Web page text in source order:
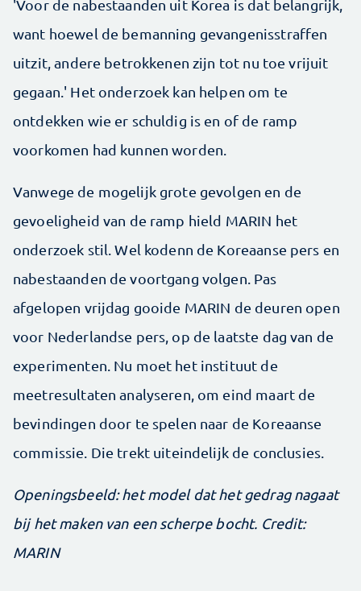
'Voor de nabestaanden uit Korea is dat belangrijk,
want hoewel de bemanning gevangenisstraffen
uitzit, andere betrokkenen zijn tot nu toe vrijuit
gegaan.' Het onderzoek kan helpen om te
ontdekken wie er schuldig is en of de ramp
voorkomen had kunnen worden.
Vanwege de mogelijk grote gevolgen en de
gevoeligheid van de ramp hield MARIN het
onderzoek stil. Wel kodenn de Koreaanse pers en
nabestaanden de voortgang volgen. Pas
afgelopen vrijdag gooide MARIN de deuren open
voor Nederlandse pers, op de laatste dag van de
experimenten. Nu moet het instituut de
meetresultaten analyseren, om eind maart de
bevindingen door te spelen naar de Koreaanse
commissie. Die trekt uiteindelijk de conclusies.
Openingsbeeld: het model dat het gedrag nagaat
bij het maken van een scherpe bocht. Credit:
MARIN